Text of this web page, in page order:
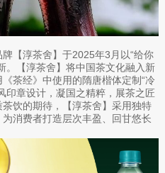
【淳茶舍】于2025年3月以“给你
。【淳茶舍】将中国茶文化融入新
茶经》中使用的隋唐楷体定制“冷
印章设计，凝国之精粹，展茶之匠
饮的期待，【淳茶舍】采用独特
消费者打造层次丰盈、回甘悠长